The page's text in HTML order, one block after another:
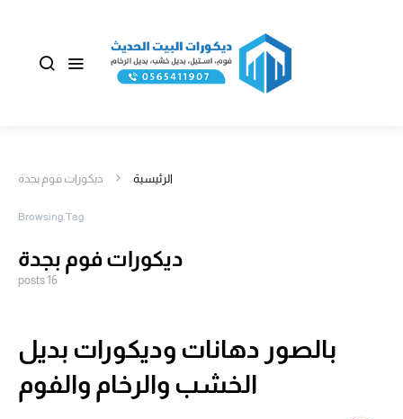
الرئيسية ديكورات فوم بجدة
Browsing Tag
ديكورات فوم بجدة
16 posts
بالصور دهانات وديكورات بديل
الخشب والرخام والفوم